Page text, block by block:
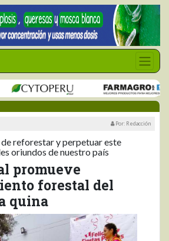
Por: Redacción
reforestar y perpetuar este
oriundos de nuestro país
promueve
forestal del
quina